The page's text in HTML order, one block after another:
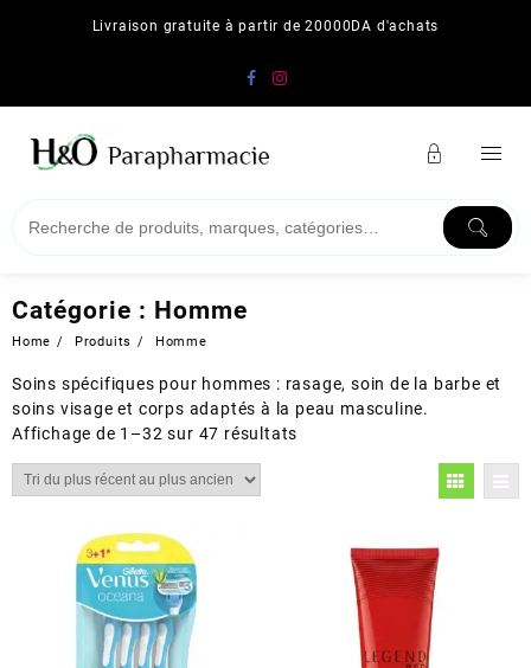
Livraison gratuite à partir de 20000DA d'achats
Catégorie : Homme
Home Produits Homme
Soins spécifiques pour hommes : rasage, soin de la barbe et
soins visage et corps adaptés à la peau masculine.
Affichage de 1–32 sur 47 résultats